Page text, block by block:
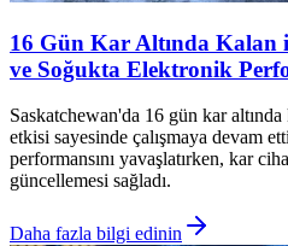
16 Gün Kar Altında Kalan
ve Soğukta Elektronik
Saskatchewan'da 16 gün kar
etkisi sayesinde çalışmaya devam
performansını yavaşlatırken, kar
güncellemesi sağladı.
Daha fazla bilgi edinin